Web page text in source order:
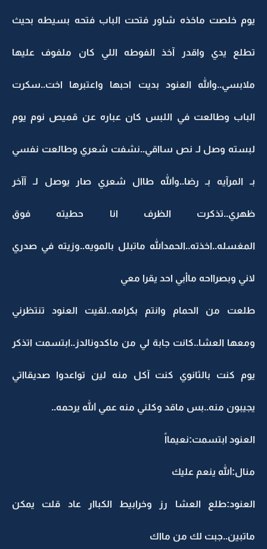
يوم خلصت ماخذه شاور فتحت الباب فتحه بسيطه بحيث
تطلع يدي واقدر آخذ الفوطه اللي كان ملفوف عليها
ملابسي..والله العنود بديت احبها واعتبرها اخت..سكرت
الباب وطالعت في اللبس كان عباره عن قميص نوم يوم
لبسته وصل لـ نص سااقي..نشفت شعري وطالعت نفسي
بـ المرآيه بـ رضا..والله طاال شعري صار يوصل لـ آآخر
ظهري..تذكرت الظرف انا حطيته فوق
المغسله..اخذته..الحمدالله ماتبلل بالمويه..وزيته في صدري
لاني وبصرااحه ماأبي احد يقرا معي
طلعت من الحمام وانتم بكرامه..لقيت العنود تنتظرني
ومعها العشا..كانت جابة لي من ماكدونالدز..ابتسمت اتذكر
يوم كنت بالثانوي كنت آكل منه لين تواعدوا صديقااتي
يجيبون منه..بس ماقد وكلني منه عمي الله يرحمه..
العنود ابتسمت:نعيمااً
منال:الله ينعم عليك
العنود:طلع العشا رز وخرابيط الكباار عاد قلت يمكن
ماتبين..جبت لك من مااك